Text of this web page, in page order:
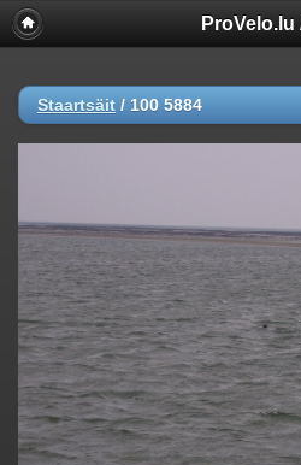
ProVelo.lu
Staartsäit / 100 5884